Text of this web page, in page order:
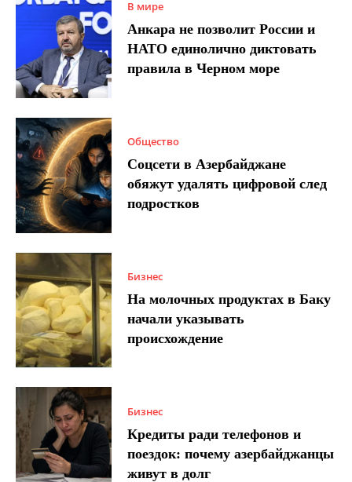
В мире
Анкара не позволит России и
НАТО единолично диктовать
правила в Черном море
Общество
Соцсети в Азербайджане
обяжут удалять цифровой след
подростков
Бизнес
На молочных продуктах в Баку
начали указывать
происхождение
Бизнес
Кредиты ради телефонов и
поездок: почему азербайджанцы
живут в долг